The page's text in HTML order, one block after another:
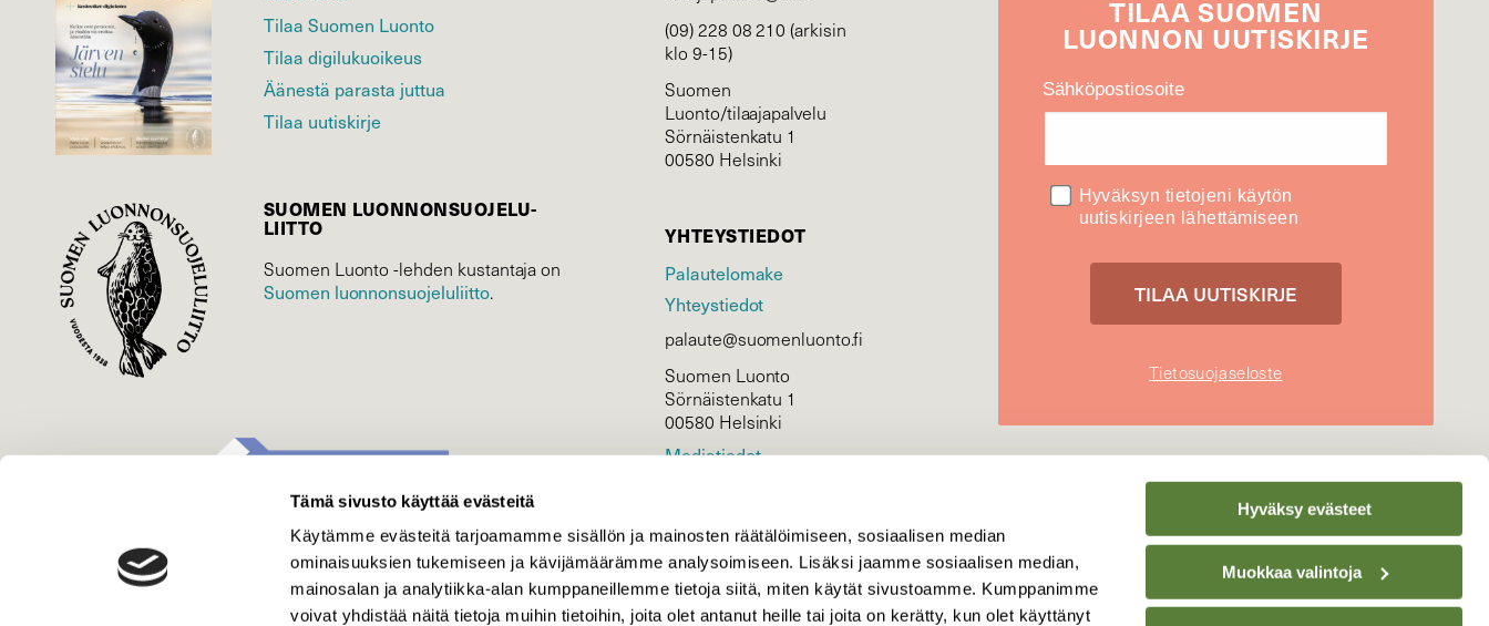
Tämä sivusto käyttää evästeitä
Käytämme evästeitä tarjoamamme sisällön ja mainosten räätälöimiseen, sosiaalisen median
ominaisuuksien tukemiseen ja kävijämäärämme analysoimiseen. Lisäksi jaamme sosiaalisen median,
mainosalan ja analytiikka-alan kumppaneillemme tietoja siitä, miten käytät sivustoamme. Kumppanimme
voivat yhdistää näitä tietoja muihin tietoihin, joita olet antanut heille tai joita on kerätty, kun olet käyttänyt
Hyväksy evästeet
Muokkaa valintoja
Tilaa Suomen Luonto
Tilaa digilukuoikeus
Äänestä parasta juttua
Tilaa uutiskirje
SUOMEN LUONNON­SUOJELU­
LIITTO
Suomen Luonto -lehden kustantaja on
Suomen luonnonsuojelu­liitto.
(09) 228 08 210 (arkisin
klo 9-15)
Suomen
Luonto/tilaajapalvelu
Sörnäistenkatu 1
00580 Helsinki
YHTEYSTIEDOT
Palautelomake
Yhteystiedot
palaute@suomenluonto.fi
Suomen Luonto
Sörnäistenkatu 1
00580 Helsinki
Mediatiedot
KIRJAUDU
TILAASUOMEN
LUONNON UUTIS­KIRJE
Sähköpostiosoite
Hyväksyn tietojeni käytön
uutiskirjeen lähettämiseen
Tietosuojaseloste